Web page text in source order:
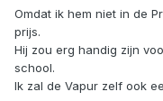
Omdat ik hem niet in de
prijs.
Hij zou erg handig zijn
school.
Ik zal de Vapur zelf ook